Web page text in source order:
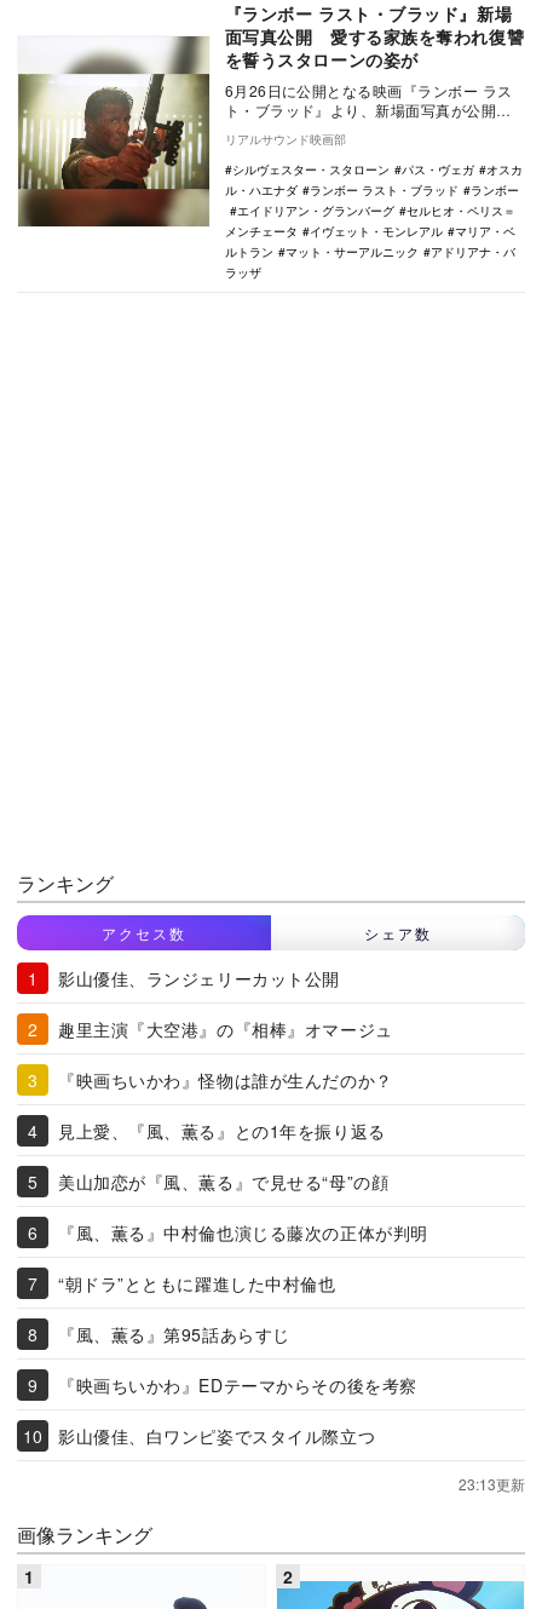
『ランボー ラスト・ブラッド』新場
面写真公開 愛する家族を奪われ復讐
を誓うスタローンの姿が
6月26日に公開となる映画『ランボー ラス
ト・ブラッド』より、新場面写真が公開さ
れた。 本作は、シルヴェスター・スタロ
ーンの…
リアルサウンド映画部
シルヴェスター・スタローン
パス・ヴェガ
オスカ
ル・ハエナダ
ランボー ラスト・ブラッド
ランボー
エイドリアン・グランバーグ
セルヒオ・ペリス＝
メンチェータ
イヴェット・モンレアル
マリア・ベ
ルトラン
マット・サーアルニック
アドリアナ・バ
ラッザ
ランキング
アクセス数 シェア数
影山優佳、ランジェリーカット公開
趣里主演『大空港』の『相棒』オマージュ
『映画ちいかわ』怪物は誰が生んだのか？
見上愛、『風、薫る』との1年を振り返る
美山加恋が『風、薫る』で見せる“母”の顔
『風、薫る』中村倫也演じる藤次の正体が判明
“朝ドラ”とともに躍進した中村倫也
『風、薫る』第95話あらすじ
『映画ちいかわ』EDテーマからその後を考察
影山優佳、白ワンピ姿でスタイル際立つ
23:13更新
画像ランキング